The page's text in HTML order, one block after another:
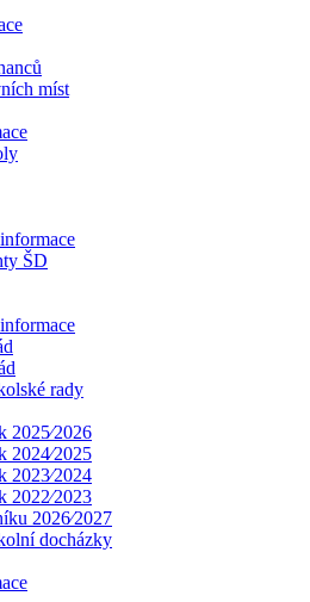
míst
ŠD
rady
2025⁄2026
2024⁄2025
2023⁄2024
2022⁄2023
2026⁄2027
docházky